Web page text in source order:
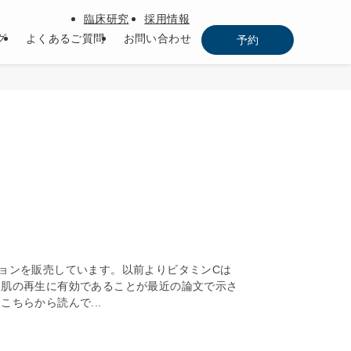
よくあるご質問 お問い合わせ 予約
臨床研究 採用情報
ンを販売しています。以前よりビタミンCは
の再生に有効であることが最近の論文で示さ
ちらから読んで...